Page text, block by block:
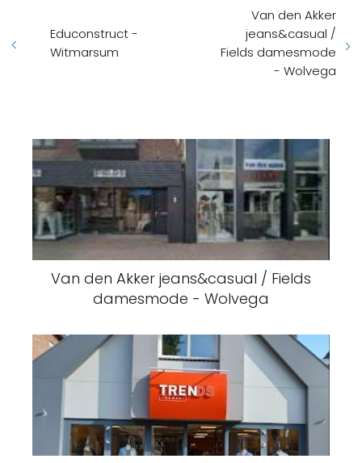
Educonstruct -
Witmarsum
Van den Akker
jeans&casual /
Fields damesmode
- Wolvega
Van den Akker jeans&casual / Fields
damesmode - Wolvega